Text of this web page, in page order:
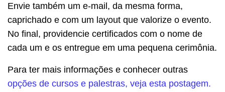
Envie também um e-mail, da mesma forma,
caprichado e com um layout que valorize o evento.
No final, providencie certificados com o nome de
cada um e os entregue em uma pequena cerimônia.
Para ter mais informações e conhecer outras
opções de cursos e palestras, veja esta postagem.